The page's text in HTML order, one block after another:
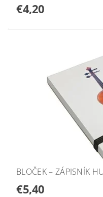
€4,20
BLOČEK – ZÁPISNÍK
€5,40